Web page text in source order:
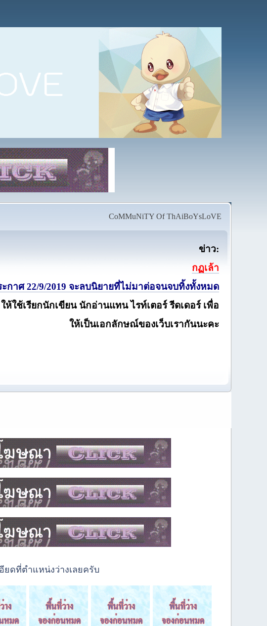
CoMMuNiTY Of ThAiBoYsLoVE
ข่าว:
กฏเล้า
ะกาศ 22/9/2019 จะลบนิยายที่ไม่มาต่อจนจบทิ้งทั้งหมด
ห้ใช้เรียกนักเขียน นักอ่านแทน ไรท์เตอร์ รีดเดอร์ เพื่อ
ให้เป็นเอกลักษณ์ของเว็บเรากันนะคะ
ยดที่ตำแหน่งว่างเลยครับ